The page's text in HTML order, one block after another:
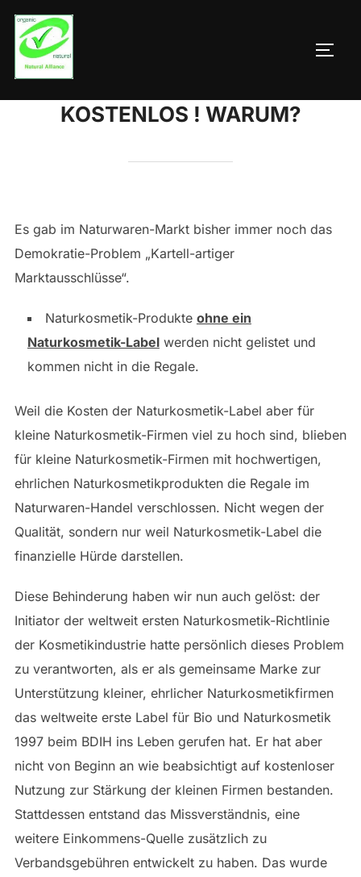
Zum
Inhalt
springen
KOSTENLOS ! WARUM?
Es gab im Naturwaren-Markt bisher immer noch das
Demokratie-Problem „Kartell-artiger
Marktausschlüsse“.
Naturkosmetik-Produkte ohne ein
Naturkosmetik-Labelwerden nicht gelistet und
kommen nicht in die Regale.
Weil die Kosten der Naturkosmetik-Label aber für
kleine Naturkosmetik-Firmen viel zu hoch sind, blieben
für kleine Naturkosmetik-Firmen mit hochwertigen,
ehrlichen Naturkosmetikprodukten die Regale im
Naturwaren-Handel verschlossen. Nicht wegen der
Qualität, sondern nur weil Naturkosmetik-Label die
finanzielle Hürde darstellen.
Diese Behinderung haben wir nun auch gelöst: der
Initiator der weltweit ersten Naturkosmetik-Richtlinie
der Kosmetikindustrie hatte persönlich dieses Problem
zu verantworten, als er als gemeinsame Marke zur
Unterstützung kleiner, ehrlicher Naturkosmetikfirmen
das weltweite erste Label für Bio und Naturkosmetik
1997 beim BDIH ins Leben gerufen hat. Er hat aber
nicht von Beginn an wie beabsichtigt auf kostenloser
Nutzung zur Stärkung der kleinen Firmen bestanden.
Stattdessen entstand das Missverständnis, eine
weitere Einkommens-Quelle zusätzlich zu
Verbandsgebühren entwickelt zu haben. Das wurde